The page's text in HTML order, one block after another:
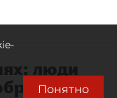
люди
Понятно